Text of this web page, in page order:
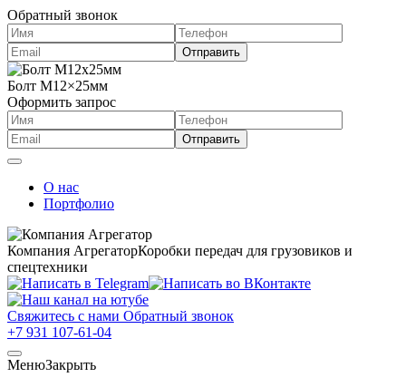
Обратный звонок
Болт М12×25мм
Оформить запрос
О нас
Портфолио
Компания АгрегаторКоробки передач для грузовиков и
спецтехники
Свяжитесь с нами Обратный звонок
+7 931 107-61-04
МенюЗакрыть